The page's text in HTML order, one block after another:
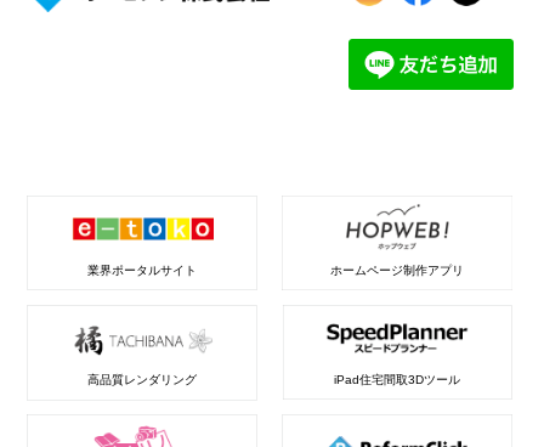
業界ポータルサイト ホームページ制作アプリ
高品質レンダリング iPad住宅間取3Dツール